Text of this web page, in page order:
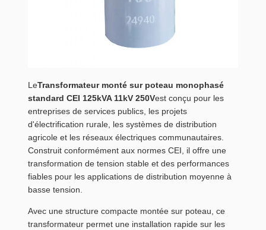
LeTransformateur monté sur poteau monophasé
standard CEI 125kVA 11kV 250Vest conçu pour les
entreprises de services publics, les projets
d'électrification rurale, les systèmes de distribution
agricole et les réseaux électriques communautaires.
Construit conformément aux normes CEI, il offre une
transformation de tension stable et des performances
fiables pour les applications de distribution moyenne à
basse tension.
Avec une structure compacte montée sur poteau, ce
transformateur permet une installation rapide sur les